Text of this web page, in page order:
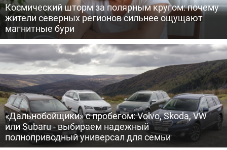
Космический шторм за полярным кругом: почему
жители северных регионов сильнее ощущают
магнитные бури
«Дальнобойщики» с пробегом: Volvo, Skoda, VW
или Subaru - выбираем надежный
полноприводный универсал для семьи